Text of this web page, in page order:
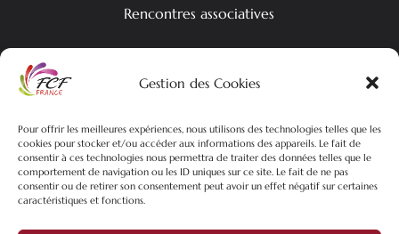
Gestion des Cookies
Pour offrir les meilleures expériences, nous utilisons des technologies telles que les
cookies pour stocker et/ou accéder aux informations des appareils. Le fait de
consentir à ces technologies nous permettra de traiter des données telles que le
comportement de navigation ou les ID uniques sur ce site. Le fait de ne pas
consentir ou de retirer son consentement peut avoir un effet négatif sur certaines
caractéristiques et fonctions.
Rencontres associatives
Qui est l’UDOM ?
L’équipe associative
Nos actualités